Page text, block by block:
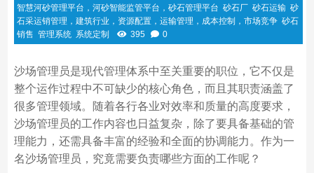
智慧河砂管理平台，河砂智能监管平台，砂石管理平台 砂石厂 砂石运输 砂
石采运销管理，建筑行业，资源配置，运输管理，成本控制，市场竞争 砂石
销售 管理系统 系统定制 395 0
沙场管理员是现代管理体系中至关重要的职位，它不仅是
整个运作过程中不可缺少的核心角色，而且其职责涵盖了
很多管理领域。随着各行各业对效率和质量的高度要求，
沙场管理员的工作内容也日益复杂，除了要具备基础的管
理能力，还需具备丰富的经验和全面的协调能力。作为一
名沙场管理员，究竟需要负责哪些方面的工作呢？